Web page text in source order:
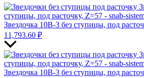
Звездочка 10B-3 без ступицы, под
11,793.60 ₽
Звездочка 10B-3 без ступицы, под